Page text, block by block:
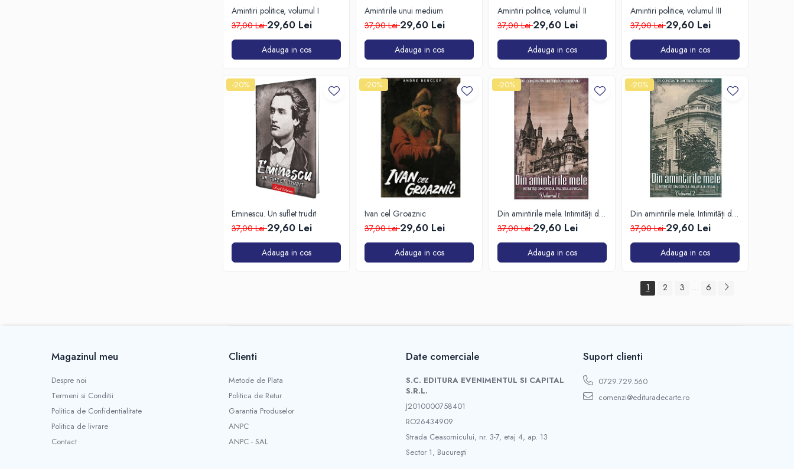
Amintiri politice, volumul I
37,00 Lei29,60 Lei
Adauga in cos
Amintirile unui medium
37,00 Lei29,60 Lei
Adauga in cos
Amintiri politice, volumul II
37,00 Lei29,60 Lei
Adauga in cos
Amintiri politice, volumul III
37,00 Lei29,60 Lei
Adauga in cos
-20%
Eminescu. Un suflet trudit
37,00 Lei29,60 Lei
Adauga in cos
-20%
Ivan cel Groaznic
37,00 Lei29,60 Lei
Adauga in cos
-20%
Din amintirile mele. Intimități din
cercul palatului regal Vol.1
37,00 Lei29,60 Lei
Adauga in cos
-20%
Din amintirile mele. Intimități din
cercul palatului regal Vol.2
37,00 Lei29,60 Lei
Adauga in cos
1 2 3 ... 6
Magazinul meu
Despre noi
Termeni si Conditii
Politica de Confidentialitate
Politica de livrare
Contact
Clienti
Metode de Plata
Politica de Retur
Garantia Produselor
ANPC
ANPC - SAL
Date comerciale
S.C. EDITURA EVENIMENTUL SI CAPITAL
S.R.L.
J2010000758401
RO26434909
Strada Ceasornicului, nr. 3-7, etaj 4, ap. 13
Sector 1, Bucureşti
Suport clienti
0729.729.560
comenzi@edituradecarte.ro